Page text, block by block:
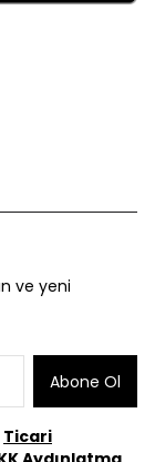
ve yeni
Abone Ol
Ticari